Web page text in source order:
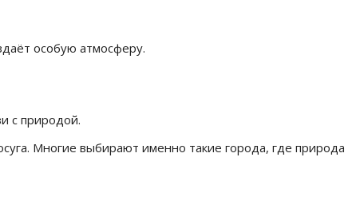
особую атмосферу.
с природой.
Многие выбирают именно такие города, где природа